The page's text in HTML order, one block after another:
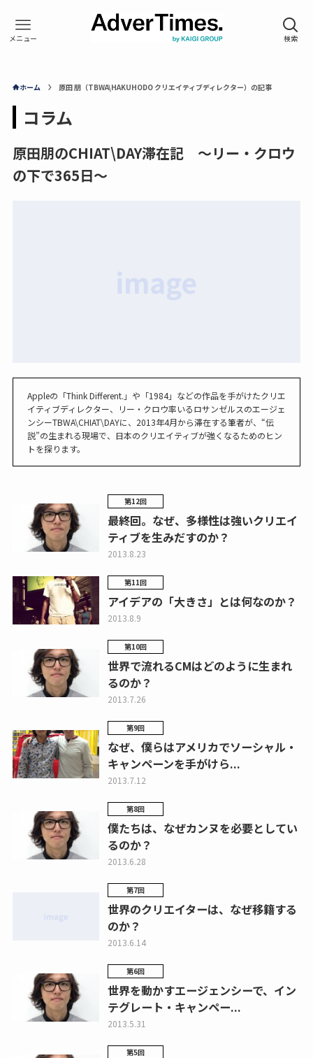
ホーム 原田 朋（TBWA\HAKUHODO クリエイティブディレクター）の記事
コラム
原田朋のCHIAT\DAY滞在記 ～リー・クロウ
の下で365日～
Appleの「Think Different.」や「1984」などの作品を手がけたクリエ
イティブディレクター、リー・クロウ率いるロサンゼルスのエージェ
ンシーTBWA\CHIAT\DAYに、2013年4月から滞在する筆者が、“伝
説”の生まれる現場で、日本のクリエイティブが強くなるためのヒン
トを探ります。
第12回
最終回。なぜ、多様性は強いクリエイ
ティブを生みだすのか？
2013.8.23
第11回
アイデアの「大きさ」とは何なのか？
2013.8.9
第10回
世界で流れるCMはどのように生まれ
るのか？
2013.7.26
第9回
なぜ、僕らはアメリカでソーシャル・
キャンペーンを手がけら...
2013.7.12
第8回
僕たちは、なぜカンヌを必要としてい
るのか？
2013.6.28
第7回
世界のクリエイターは、なぜ移籍する
のか？
2013.6.14
第6回
世界を動かすエージェンシーで、イン
テグレート・キャンペー...
2013.5.31
第5回